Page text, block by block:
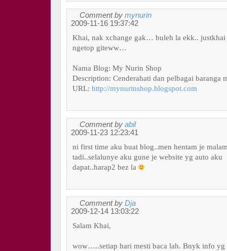
Comment by mynurin
2009-11-16 19:37:42
Khai, nak xchange gak… buleh la ekk.. justkhai
ngetop giteww…
Nama Blog: My Nurin Shop
Description: Cenderahati dan pelbagai baranga
URL: http://mynurinshop.blogspot.com
Comment by abil
2009-11-23 12:23:41
ni first time aku buat blog..men hentam je
tadi..selalunye aku gune je website yg auto aku
dapat..harap2 bez la
Comment by Dja
2009-12-14 13:03:22
Salam Khai,
wow…..setiap hari mesti baca lah. Bnyk info yg